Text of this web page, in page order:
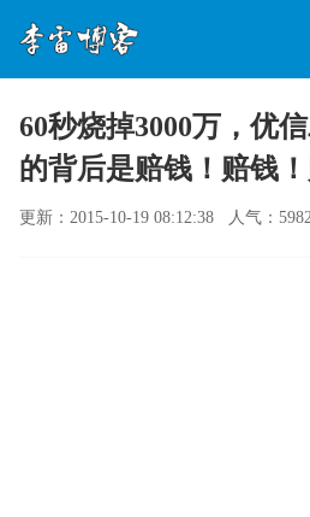
60秒烧掉3000万，优
的背后是赔钱！赔钱！
更新：2015-10-19 08:12:38 人气：